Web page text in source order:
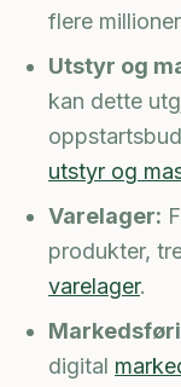
flere
Utstyr og
kan dette
utstyr og
Varelager:
produkter,
varelager.
digital